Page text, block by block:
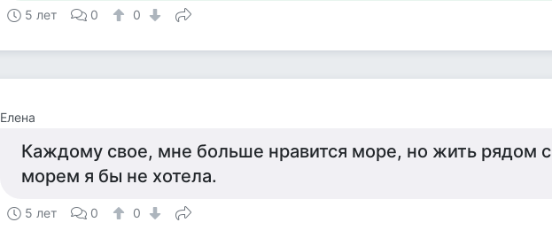
5 лет 0 0
Елена
Каждому свое, мне больше нравится море, но жить рядом с
морем я бы не хотела.
5 лет 0 0